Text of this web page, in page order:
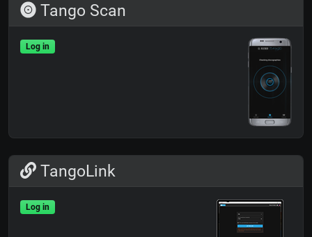
Tango Scan
Log in
TangoLink
Log in